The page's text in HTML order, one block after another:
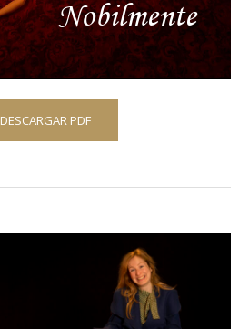
DESCARGAR PDF